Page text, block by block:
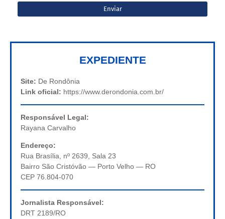
EXPEDIENTE
Site: De Rondônia
Link oficial: https://www.derondonia.com.br/
Responsável Legal:
Rayana Carvalho
Endereço:
Rua Brasília, nº 2639, Sala 23
Bairro São Cristóvão — Porto Velho — RO
CEP 76.804-070
Jornalista Responsável:
DRT 2189/RO